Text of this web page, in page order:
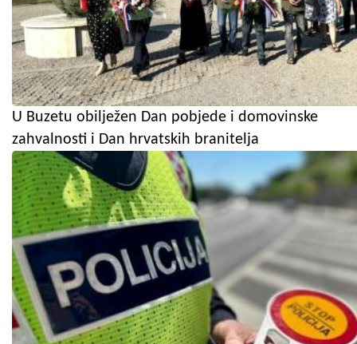
U Buzetu obilježen Dan pobjede i domovinske
zahvalnosti i Dan hrvatskih branitelja